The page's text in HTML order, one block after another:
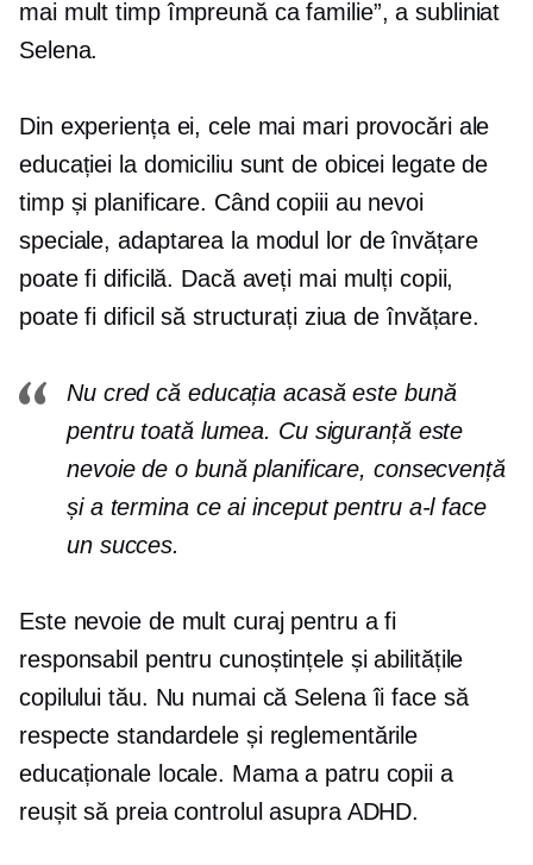
mai mult timp împreună ca familie”, a subliniat
Selena.
Din experiența ei, cele mai mari provocări ale
educației la domiciliu sunt de obicei legate de
timp și planificare. Când copiii au nevoi
speciale, adaptarea la modul lor de învățare
poate fi dificilă. Dacă aveți mai mulți copii,
poate fi dificil să structurați ziua de învățare.
Nu cred că educația acasă este bună
pentru toată lumea. Cu siguranță este
nevoie de o bună planificare, consecvență
și a termina ce ai inceputpentru a-l face
un succes.
Este nevoie de mult curaj pentru a fi
responsabil pentru cunoștințele și abilitățile
copilului tău. Nu numai că Selena îi face să
respecte standardele și reglementările
educaționale locale. Mama a patru copii a
reușit să preia controlul asupra ADHD.